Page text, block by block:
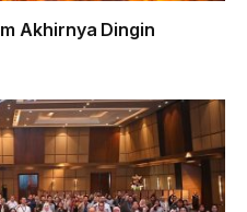
Akhirnya Dingin